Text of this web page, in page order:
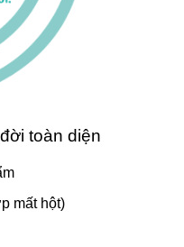
toàn diện
mất hột)